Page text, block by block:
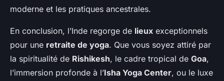
moderne et les pratiques ancestrales.
En conclusion, l’Inde regorge de lieux exceptionnels
pour une retraite de yoga. Que vous soyez attiré par
la spiritualité de Rishikesh, le cadre tropical de Goa,
l’immersion profonde à l’Isha Yoga Center, ou le luxe